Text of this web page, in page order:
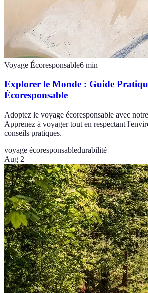
Voyage Écoresponsable6 min
Explorer le Monde : Guide
Écoresponsable
Adoptez le voyage écoresponsable avec
Apprenez à voyager tout en respectant
conseils pratiques.
voyage écoresponsabledurabilité
Aug 2